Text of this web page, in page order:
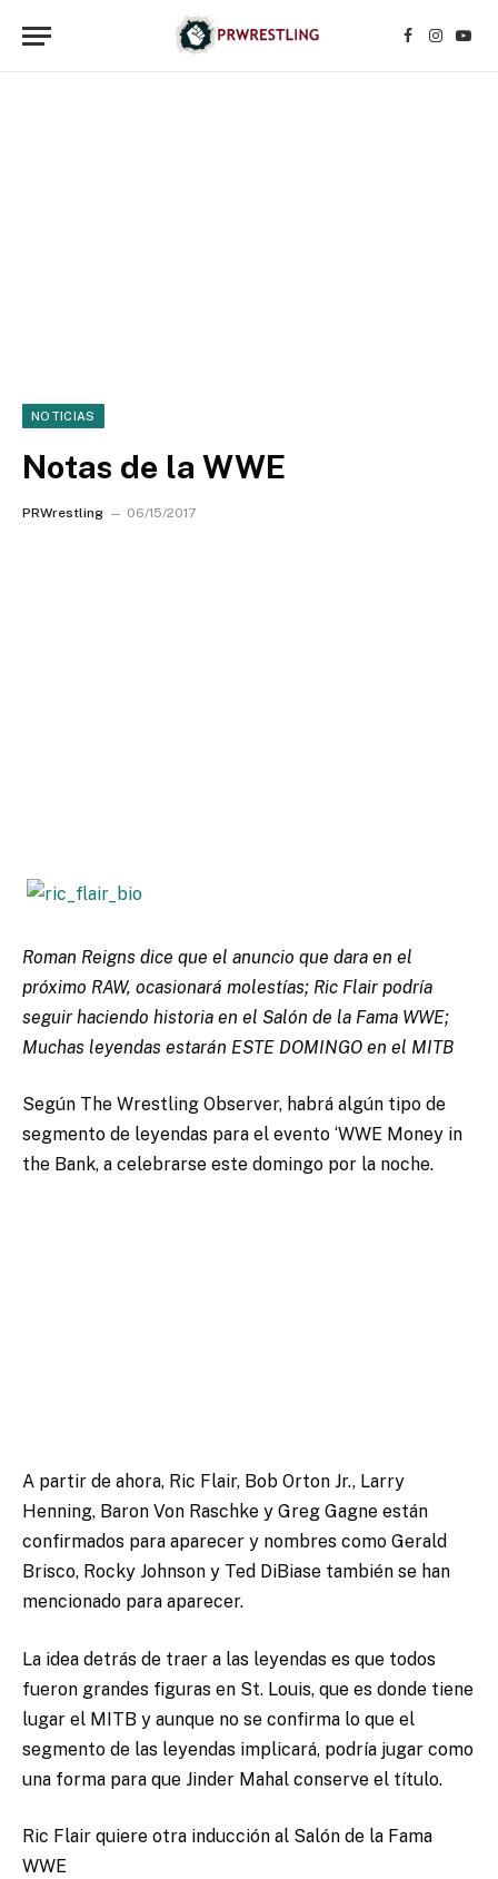
Facebook
NOTICIAS
Notas de la WWE
PRWrestling 06/15/2017
Roman Reigns dice que el anuncio que dara en el
próximo RAW, ocasionará molestías; Ric Flair podría
seguir haciendo historia en el Salón de la Fama WWE;
Muchas leyendas estarán ESTE DOMINGO en el MITB
Según The Wrestling Observer, habrá algún tipo de
segmento de leyendas para el evento ‘WWE Money in
the Bank, a celebrarse este domingo por la noche.
A partir de ahora, Ric Flair, Bob Orton Jr., Larry
Henning, Baron Von Raschke y Greg Gagne están
confirmados para aparecer y ​​nombres como Gerald
Brisco, Rocky Johnson y Ted DiBiase también se han
mencionado para aparecer.
La idea detrás de traer a las leyendas es que todos
fueron grandes figuras en St. Louis, que es donde tiene
lugar el MITB y aunque no se confirma lo que el
segmento de las leyendas implicará, podría jugar como
una forma para que Jinder Mahal conserve el título.
Ric Flair quiere otra inducción al Salón de la Fama
WWE